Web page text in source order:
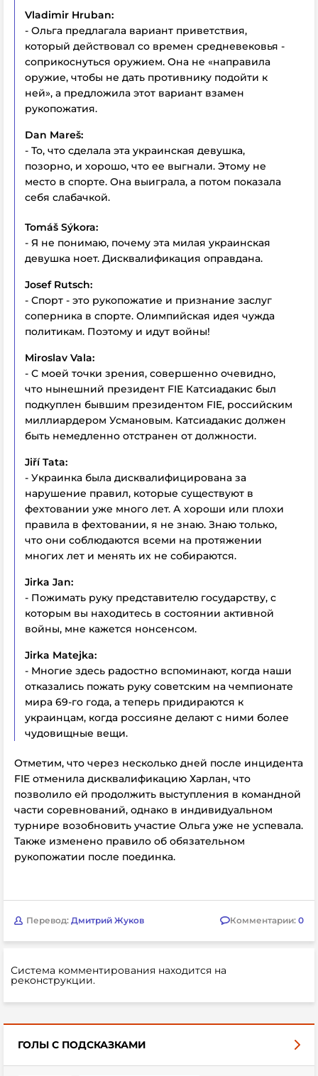
Vladimir Hruban:
- Ольга предлагала вариант приветствия,
который действовал со времен средневековья -
соприкоснуться оружием. Она не «направила
оружие, чтобы не дать противнику подойти к
ней», а предложила этот вариант взамен
рукопожатия.
Dan Mareš:
- То, что сделала эта украинская девушка,
позорно, и хорошо, что ее выгнали. Этому не
место в спорте. Она выиграла, а потом показала
себя слабачкой.
Tomáš Sýkora:
- Я не понимаю, почему эта милая украинская
девушка ноет. Дисквалификация оправдана.
Josef Rutsch:
- Спорт - это рукопожатие и признание заслуг
соперника в спорте. Олимпийская идея чужда
политикам. Поэтому и идут войны!
Miroslav Vala:
- С моей точки зрения, совершенно очевидно,
что нынешний президент FIE Катсиадакис был
подкуплен бывшим президентом FIE, российским
миллиардером Усмановым. Катсиадакис должен
быть немедленно отстранен от должности.
Jiří Tata:
- Украинка была дисквалифицирована за
нарушение правил, которые существуют в
фехтовании уже много лет. А хороши или плохи
правила в фехтовании, я не знаю. Знаю только,
что они соблюдаются всеми на протяжении
многих лет и менять их не собираются.
Jirka Jan:
- Пожимать руку представителю государству, с
которым вы находитесь в состоянии активной
войны, мне кажется нонсенсом.
Jirka Matejka:
- Многие здесь радостно вспоминают, когда наши
отказались пожать руку советским на чемпионате
мира 69-го года, а теперь придираются к
украинцам, когда россияне делают с ними более
чудовищные вещи.
Отметим, что через несколько дней после инцидента
FIE отменила дисквалификацию Харлан, что
позволило ей продолжить выступления в командной
части соревнований, однако в индивидуальном
турнире возобновить участие Ольга уже не успевала.
Также изменено правило об обязательном
рукопожатии после поединка.
Перевод: Дмитрий Жуков Комментарии: 0
Система комментирования находится на
реконструкции.
ГОЛЫ С ПОДСКАЗКАМИ